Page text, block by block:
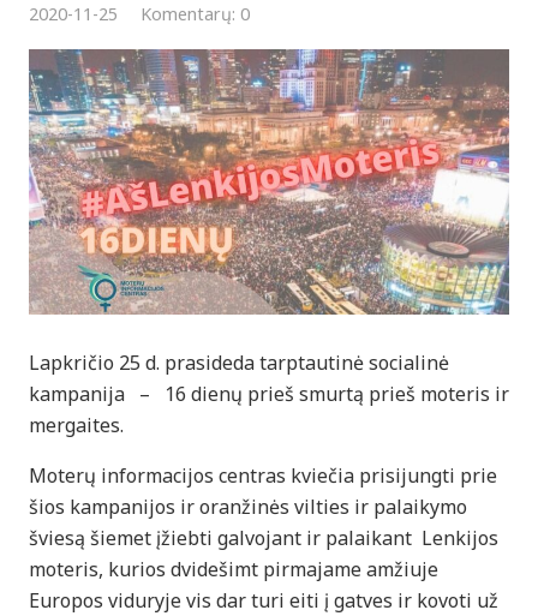
2020-11-25 Komentarų: 0
Lapkričio 25 d. prasideda tarptautinė socialinė
kampanija – 16 dienų prieš smurtą prieš moteris ir
mergaites.
Moterų informacijos centras kviečia prisijungti prie
šios kampanijos ir oranžinės vilties ir palaikymo
šviesą šiemet įžiebti galvojant ir palaikant Lenkijos
moteris, kurios dvidešimt pirmajame amžiuje
Europos viduryje vis dar turi eiti į gatves ir kovoti už